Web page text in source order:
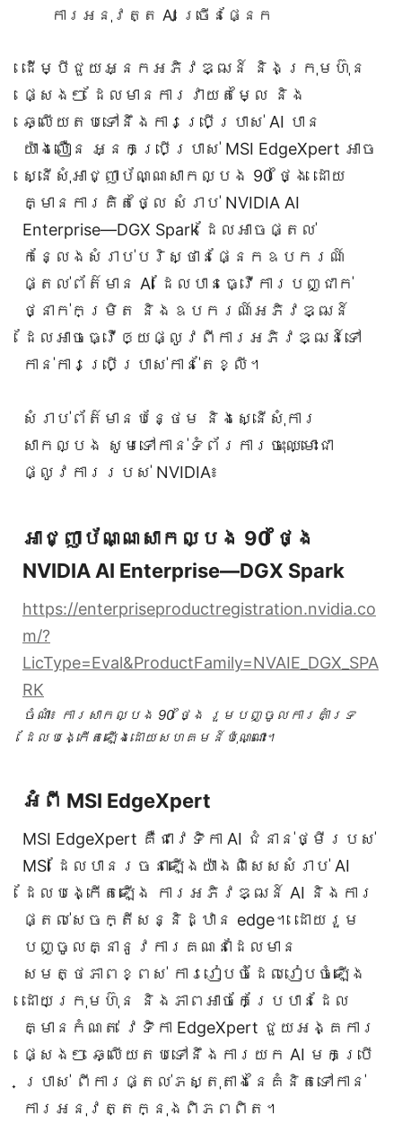
ការអនុវត្ត AI ច្រើនផ្នែក
ដើម្បីជួយអ្នកអភិវឌ្ឍន៍ និងក្រុមហ៊ុន
ផ្សេងៗ ដែលមានការវាយតម្លៃ និង
ឆ្លើយតបទៅនឹងការប្រើប្រាស់ AI បាន
យ៉ាងលឿន អ្នកប្រើប្រាស់ MSI EdgeXpert អាច
ស្នើសុំអាជ្ញាប័ណ្ណសាកល្បង 90 ថ្ងៃ ដោយ
គ្មានការគិតថ្លៃ សំរាប់ NVIDIA AI
Enterprise—DGX Spark ដែលអាចផ្តល់
កន្លែងសំរាប់បរិស្ថានផ្នែកឧបករណ៍
ផ្តល់ព័ត៌មាន AI ដែលបានធ្វើការបញ្ជាក់
ថ្នាក់កម្រិត និងឧបករណ៍អភិវឌ្ឍន៍
ដែលអាចធ្វើឲ្យផ្លូវពីការអភិវឌ្ឍន៍ទៅ
កាន់ការប្រើប្រាស់កាន់តែខ្លី។
សំរាប់ព័ត៌មានបន្ថែម និងស្នើសុំការ
សាកល្បង សូមទៅកាន់ទំព័រការចុះឈ្មោះជា
ផ្លូវការរបស់ NVIDIA៖
អាជ្ញាប័ណ្ណសាកល្បង 90 ថ្ងៃ
NVIDIA AI Enterprise—DGX Spark
https://enterpriseproductregistration.nvidia.co
m/?
LicType=Eval&ProductFamily=NVAIE_DGX_SPA
RK
ចំណាំ៖ ការសាកល្បង 90 ថ្ងៃ រួមបញ្ចូលការគាំទ្រ
ដែលបង្កើតឡើងដោយសហគមន៍ប៉ុណ្ណោះ។
អំពី MSI EdgeXpert
MSI EdgeXpert គឺជាវេទិកា AI ជំនាន់ថ្មីរបស់
MSI ដែលបានរចនាឡើងយ៉ាងពិសេសសំរាប់ AI
ដែលបង្កើតឡើង ការអភិវឌ្ឍន៍ AI និងការ
ផ្តល់សេចក្តីសន្និដ្ឋាន edge។ ដោយរួម
បញ្ចូលគ្នានូវការគណនាដែលមាន
សមត្ថភាពខ្ពស់ ការរៀបចំដែលរៀបចំឡើង
ដោយក្រុមហ៊ុន និងភាពអាចកែប្រែបានដែល
គ្មានកំណត់ វេទិកា EdgeXpert ជួយអង្គការ
ផ្សេងៗ ឆ្លើយតបទៅនឹងការយក AI មកប្រើ
ប្រាស់ ពីការផ្តល់ភស្តុតាងនៃគំនិតទៅកាន់
ការអនុវត្តក្នុងពិភពពិត។